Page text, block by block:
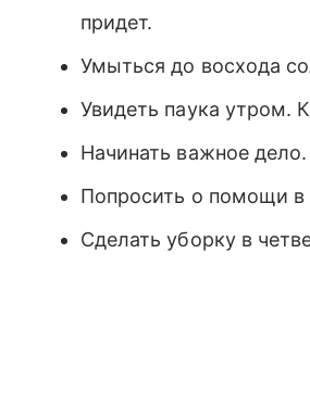
придет.
Умыться до восхода
Увидеть паука утром.
Начинать важное
Попросить о помощи в
Сделать уборку в